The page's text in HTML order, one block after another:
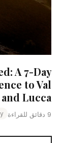
A 7-Day
to Val
Lucca
9 دقائق للقراءة